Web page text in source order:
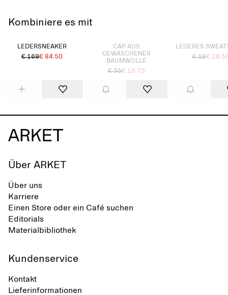
Kombiniere es mit
LEDERSNEAKER
€ 169€ 84.50
CAP AUS
GEWASCHENER
BAUMWOLLE
€ 35€ 15.75
LEGERES
€ 59€
Über ARKET
Über uns
Karriere
Einen Store oder ein Café suchen
Editorials
Materialbibliothek
Kundenservice
Kontakt
Lieferinformationen